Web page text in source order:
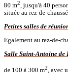
80 m2, jusqu'à 40
située au rez-de-
Petites salles de
Egalement au rez-de-
Salle Saint-Antoine de
de 100 à 300 m2 , avec